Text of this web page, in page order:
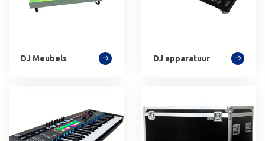
DJ Meubels DJ apparatuur